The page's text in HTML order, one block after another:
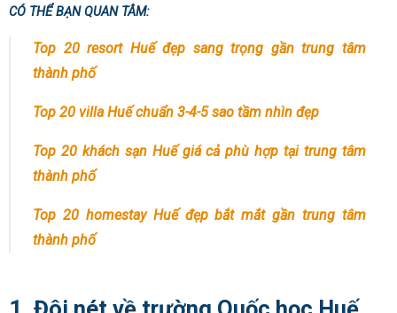
CÓ THỂ BẠN QUAN TÂM:
Top 20 resort Huế đẹp sang trọng gần trung tâm
thành phố
Top 20 villa Huế chuẩn 3-4-5 sao tầm nhìn đẹp
Top 20 khách sạn Huế giá cả phù hợp tại trung tâm
thành phố
Top 20 homestay Huế đẹp bắt mắt gần trung tâm
thành phố